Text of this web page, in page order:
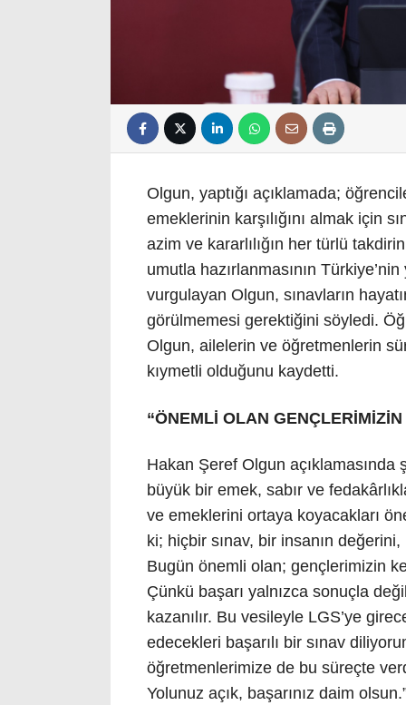
Olgun, yaptığı açıklamada;
emeklerinin karşılığını almak için
azim ve kararlılığın her türlü
umutla hazırlanmasının Türkiye’nin
vurgulayan Olgun, sınavların
görülmemesi gerektiğini söyledi.
Olgun, ailelerin ve öğretmenlerin
kıymetli olduğunu kaydetti.
“ÖNEMLİ OLAN
Hakan Şeref Olgun açıklamasında
büyük bir emek, sabır ve
ve emeklerini ortaya koyacakları
ki; hiçbir sınav, bir insanın
Bugün önemli olan; gençlerimizin
Çünkü başarı yalnızca sonuçla
kazanılır. Bu vesileyle LGS’ye
edecekleri başarılı bir sınav
öğretmenlerimize de bu süreçte
Yolunuz açık, başarınız daim